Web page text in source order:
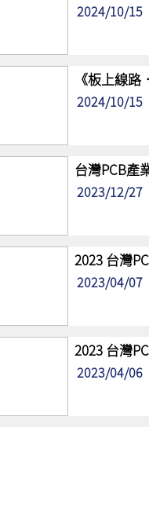
2024/10/15
《板上線
2024/10/15
台灣PCB產
2023/12/27
2023 台灣
2023/04/07
2023 台灣
2023/04/06